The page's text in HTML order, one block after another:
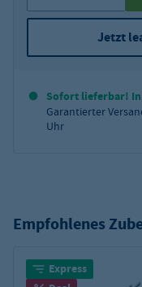
Jetzt
Sofort lieferbar! In
Garantierter
Uhr
Empfohlenes
Express